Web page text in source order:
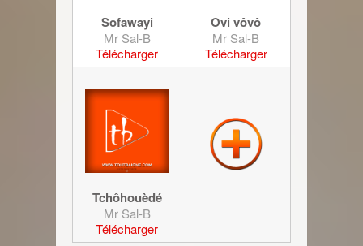
Sofawayi
Mr Sal-B
Télécharger
Ovi vôvô
Mr Sal-B
Télécharger
Tchôhouèdé
Mr Sal-B
Télécharger